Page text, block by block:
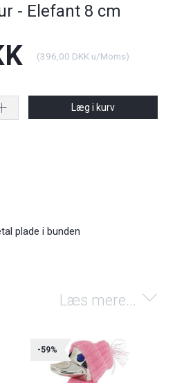
- Elefant 8 cm
(396,00 DKK u/Moms)
Læg i kurv
plade i bunden
Læs mere...
-59%